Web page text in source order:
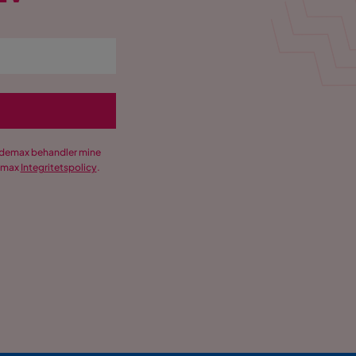
behandler mine
Integritetspolicy.